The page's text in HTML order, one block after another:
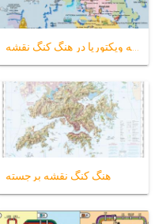
قله ویکتوریا در هنگ کنگ نقشه
هنگ کنگ نقشه برجسته